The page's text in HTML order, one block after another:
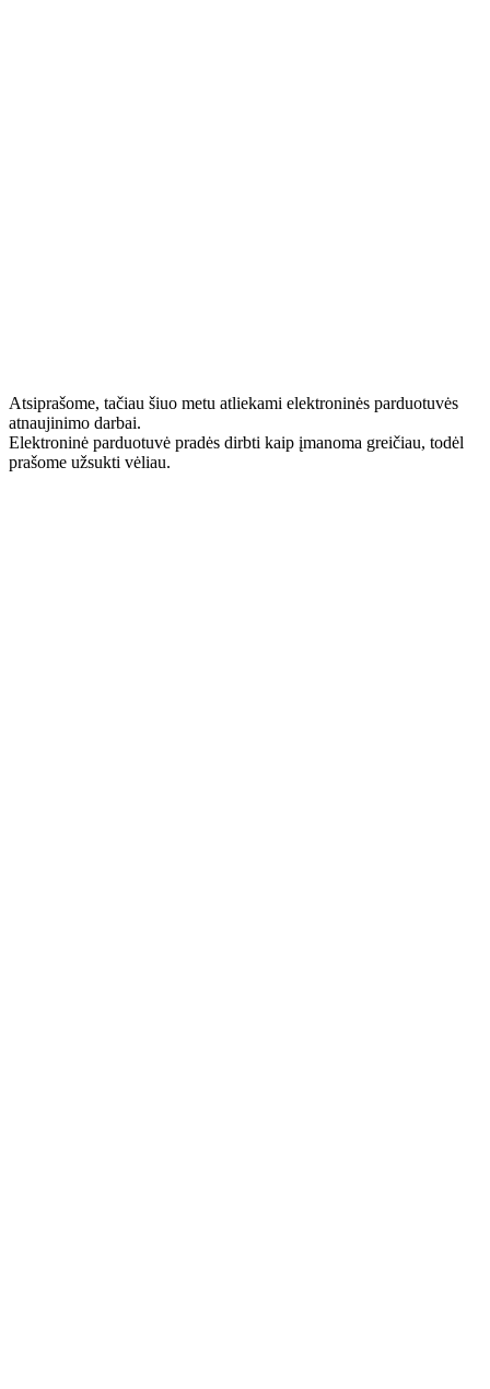
Atsiprašome, tačiau šiuo metu atliekami elektroninės parduotuvės
atnaujinimo darbai.
Elektroninė parduotuvė pradės dirbti kaip įmanoma greičiau, todėl
prašome užsukti vėliau.